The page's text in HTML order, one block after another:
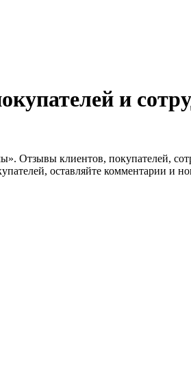
и
Отзывы клиентов, покупателей,
оставляйте комментарии и